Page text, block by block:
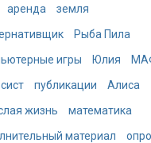
аренда
земля
Рыба Пила
игры
Юлия
публикации
Алиса
жизнь
математика
материал